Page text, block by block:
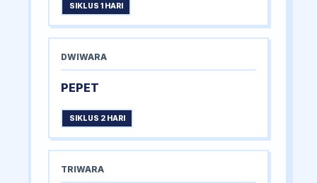
SIKLUS 1 HARI
DWIWARA
PEPET
SIKLUS 2 HARI
TRIWARA